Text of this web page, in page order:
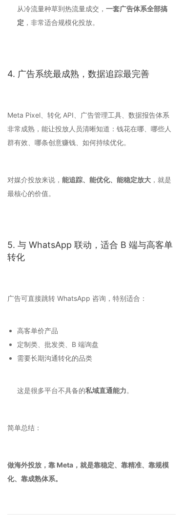
从冷流量种草到热流量成交， 一套广告体系全部搞
定 ，非常适合规模化投放。
4. 广告系统最成熟，数据追踪最完善
Meta Pixel、转化 API、广告管理工具、数据报告体系
非常成熟，能让投放人员清晰知道：钱花在哪、哪些人
群有效、哪条创意赚钱、如何持续优化。
对媒介投放来说， 能追踪、能优化、能稳定放大 ，就是
最核心的价值。
5. 与 WhatsApp 联动，适合 B 端与高客单
转化
广告可直接跳转 WhatsApp 咨询，特别适合：
高客单价产品
定制类、批发类、B 端询盘
需要长期沟通转化的品类
这是很多平台不具备的私域直通能力。
简单总结：
做海外投放，靠 Meta，就是靠稳定、靠精准、靠规模
化、靠成熟体系。